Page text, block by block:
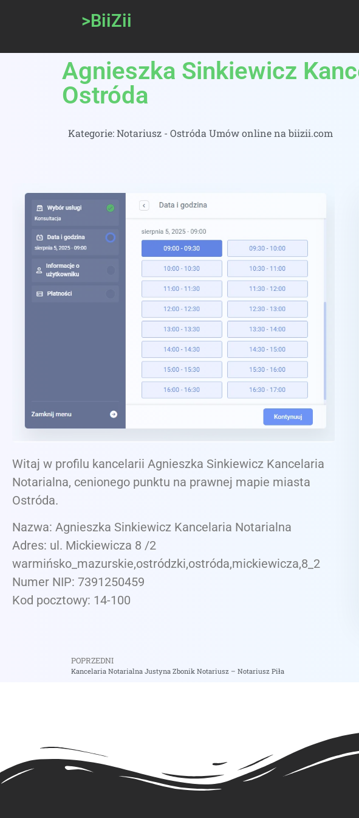
>BiiZii
Agnieszka Sinkiewicz
Ostróda
Kategorie:Notariusz - Ostróda Umów online na biizii.com
Witaj w profilu kancelarii Agnieszka Sinkiewicz Kancelaria
Notarialna, cenionego punktu na prawnej mapie miasta
Ostróda.
Nazwa: Agnieszka Sinkiewicz Kancelaria Notarialna
Adres: ul. Mickiewicza 8 /2
warmińsko_mazurskie,ostródzki,ostróda,mickiewicza,8_2
Numer NIP: 7391250459
Kod pocztowy: 14-100
POPRZEDNI
Kancelaria Notarialna Justyna Zbonik Notariusz – Notariusz Piła